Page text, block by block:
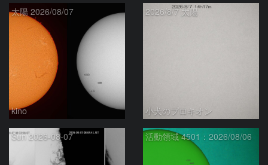
太陽 2026/08/07
kino
2026/8/7 太陽
小犬のプロキオン
Sun 2026-08-07 活動領域 4501：2026/08/06